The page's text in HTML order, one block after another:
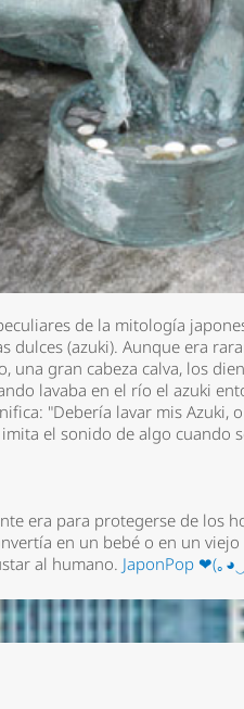
de la mitología
dulces (azuki). Aunque era
gran cabeza calva, los
lavaba en el río el azuki
"Debería lavar mis Azuki,
el sonido de algo cuando
era para protegerse de los
en un bebé o en un
al humano. JaponPop ❤(｡